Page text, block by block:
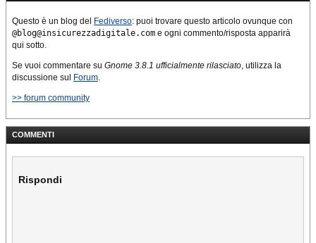
Questo è un blog del Fediverso: puoi trovare questo articolo ovunque con
@blog@insicurezzadigitale.com e ogni commento/risposta apparirà
qui sotto.
Se vuoi commentare su Gnome 3.8.1 ufficialmente rilasciato, utilizza la
discussione sul Forum.
>> forum community
COMMENTI
Rispondi